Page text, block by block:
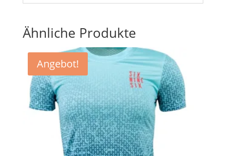
Ähnliche Produkte
Angebot!